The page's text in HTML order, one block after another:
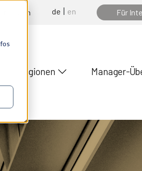
anfragen de en Für
Regionen Manager-